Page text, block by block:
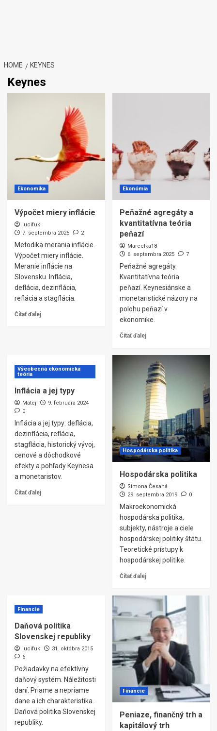
HOME KEYNES
Keynes
Ekonomika
Výpočet miery inflácie
lucifuk
7. septembra 2025
2
Metodika merania inflácie.
Výpočet miery inflácie.
Meranie inflácie na
Slovensku. Inflácia,
deflácia, dezinflácia,
reflácia a stagflácia.
Čítať ďalej
Ekonómia
Peňažné agregáty a
kvantitatívna teória
peňazí
Marcelka18
6. septembra 2025
7
Peňažné agregáty.
Kvantitatívna teória
peňazí. Keynesiánske a
monetaristické názory na
polohu peňazí v
ekonomike.
Čítať ďalej
Všeobecná ekonomická
teória
Inflácia a jej typy
Matej
9. februára 2024
0
Inflácia a jej typy: deflácia,
dezinflácia, reflácia,
stagflácia, historický vývoj,
cenové a dôchodkové
efekty a pohľady Keynesa
a monetaristov.
Čítať ďalej
Hospodárska politika
Hospodárska politika
Simona Česaná
29. septembra 2019
0
Makroekonomická
hospodárska politika,
subjekty, nástroje a ciele
hospodárskej politiky štátu.
Teoretické prístupy k
hospodárskej politike.
Čítať ďalej
Financie
Daňová politika
Slovenskej republiky
lucifuk
31. októbra 2015
6
Požiadavky na efektívny
daňový systém. Náležitosti
daní. Priame a nepriame
dane a ich charakteristika.
Daňová politika Slovenskej
republiky.
Financie
Peniaze, finančný trh a
kapitálový trh